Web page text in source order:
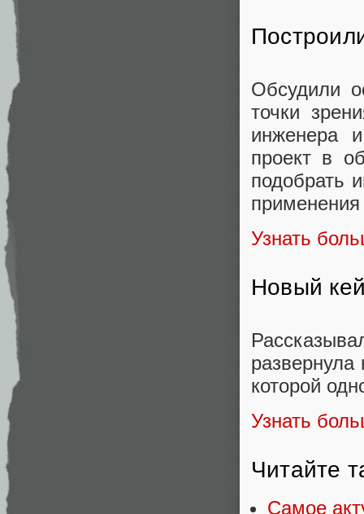
Обсудили
точки
инженера
проект в
подобрать
Узнать
Новый
которой
Узнать
Читайте
Самое